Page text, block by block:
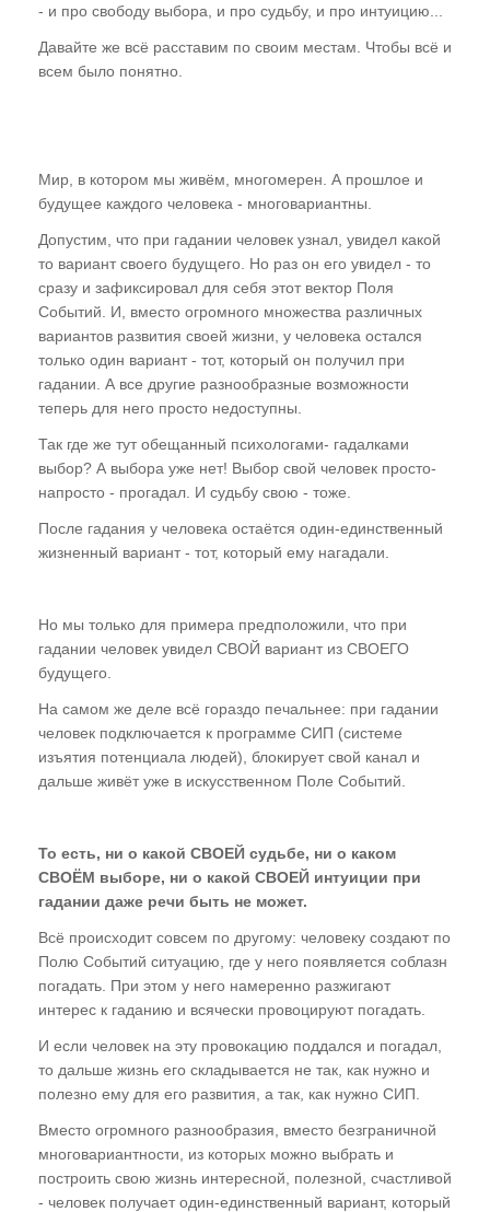
- и про свободу выбора, и про судьбу, и про интуицию...
Давайте же всё расставим по своим местам. Чтобы всё и
всем было понятно.
Мир, в котором мы живём, многомерен. А прошлое и
будущее каждого человека - многовариантны.
Допустим, что при гадании человек узнал, увидел какой
то вариант своего будущего. Но раз он его увидел - то
сразу и зафиксировал для себя этот вектор Поля
Событий. И, вместо огромного множества различных
вариантов развития своей жизни, у человека остался
только один вариант - тот, который он получил при
гадании. А все другие разнообразные возможности
теперь для него просто недоступны.
Так где же тут обещанный психологами- гадалками
выбор? А выбора уже нет! Выбор свой человек просто-
напросто - прогадал. И судьбу свою - тоже.
После гадания у человека остаётся один-единственный
жизненный вариант - тот, который ему нагадали.
Но мы только для примера предположили, что при
гадании человек увидел СВОЙ вариант из СВОЕГО
будущего.
На самом же деле всё гораздо печальнее: при гадании
человек подключается к программе СИП (системе
изъятия потенциала людей), блокирует свой канал и
дальше живёт уже в искусственном Поле Событий.
То есть, ни о какой СВОЕЙ судьбе, ни о каком
СВОЁМ выборе, ни о какой СВОЕЙ интуиции при
гадании даже речи быть не может.
Всё происходит совсем по другому: человеку создают по
Полю Событий ситуацию, где у него появляется соблазн
погадать. При этом у него намеренно разжигают
интерес к гаданию и всячески провоцируют погадать.
И если человек на эту провокацию поддался и погадал,
то дальше жизнь его складывается не так, как нужно и
полезно ему для его развития, а так, как нужно СИП.
Вместо огромного разнообразия, вместо безграничной
многовариантности, из которых можно выбрать и
построить свою жизнь интересной, полезной, счастливой
- человек получает один-единственный вариант, который